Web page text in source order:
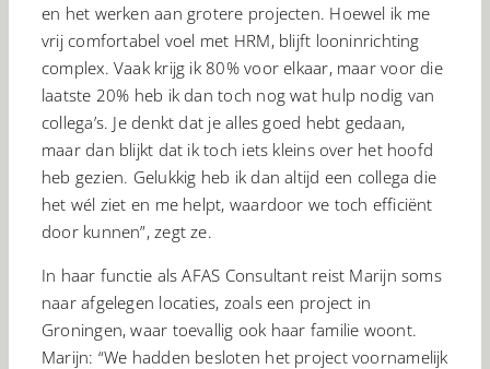
en het werken aan grotere projecten. Hoewel ik me
vrij comfortabel voel met HRM, blijft looninrichting
complex. Vaak krijg ik 80% voor elkaar, maar voor die
laatste 20% heb ik dan toch nog wat hulp nodig van
collega’s. Je denkt dat je alles goed hebt gedaan,
maar dan blijkt dat ik toch iets kleins over het hoofd
heb gezien. Gelukkig heb ik dan altijd een collega die
het wél ziet en me helpt, waardoor we toch efficiënt
door kunnen”, zegt ze.
In haar functie als AFAS Consultant reist Marijn soms
naar afgelegen locaties, zoals een project in
Groningen, waar toevallig ook haar familie woont.
Marijn: “We hadden besloten het project voornamelijk